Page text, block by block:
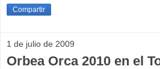
Compartir
1 de julio de 2009
Orbea Orca 2010 en el